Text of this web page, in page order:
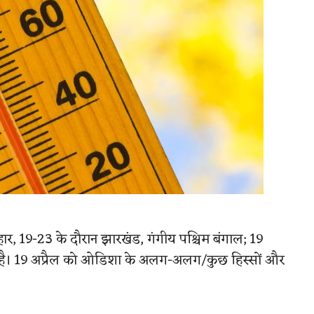
19-23 के दौरान झारखंड, गंगीय पश्चिम बंगाल; 19
है। 19 अप्रैल को ओडिशा के अलग-अलग/कुछ हिस्सों और